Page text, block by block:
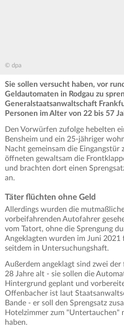
© dpa
Sie sollen versucht haben, vor
Geldautomaten in Rodgau zu
Generalstaatsanwaltschaft
Personen im Alter von 22 bis 57
Den Vorwürfen zufolge hebelten
Bensheim und ein 25-jähriger
Nacht gemeinsam die Eingangstür
öffneten gewaltsam die
und brachten dort einen
an.
Täter flüchten ohne Geld
Allerdings wurden die
vorbeifahrenden Autofahrer
vom Tatort, ohne die Sprengung
Angeklagten wurden im Juni 2021
seitdem in Untersuchungshaft.
Außerdem angeklagt sind zwei
28 Jahre alt - sie sollen die
Hintergrund geplant und
Offenbacher ist laut
Bande - er soll den Sprengsatz
Hotelzimmer zum "Untertauchen"
haben.